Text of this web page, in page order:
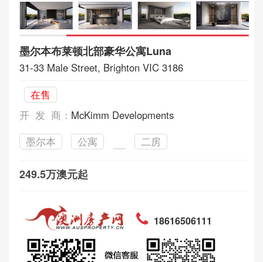
墨尔本布莱顿北部豪华公寓Luna
31-33 Male Street, Brighton VIC 3186
在售
开 发 商： McKimm Developments
墨尔本
公寓 二房
249.5万澳元起
18616506111